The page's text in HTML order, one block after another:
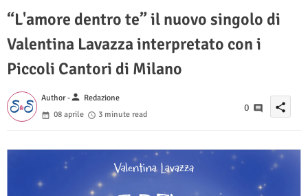
“L'amore dentro te” il nuovo singolo di
Valentina Lavazza interpretato con i
Piccoli Cantori di Milano
Author -person Redazione
08 aprile
3 minute read
0 share